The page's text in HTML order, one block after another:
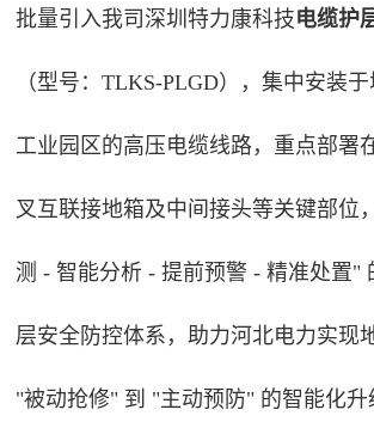
批量引入我司深圳特力康科技电缆护
（型号：TLKS-PLGD） ，集中安装
工业园区的高压电缆线路，重点部署
叉互联接地箱及中间接头等关键部位
测 - 智能分析 - 提前预警 - 精准处置"
层安全防控体系，助力河北电力实现
"被动抢修" 到 "主动预防" 的智能化升